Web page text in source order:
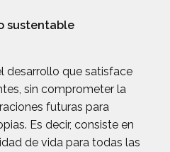
sustentable
desarrollo que satisface
sin comprometer la
futuras para
Es decir, consiste en
de vida para todas las